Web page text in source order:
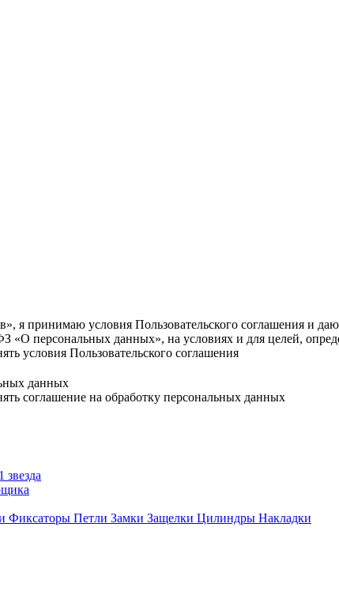
я принимаю условия Пользовательского соглашения и
«О персональных данных», на условиях и для целей,
условия Пользовательского соглашения
данных
соглашение на обработку персональных данных
1 звезда
Фиксаторы Петли Замки Защелки Цилиндры Накладки